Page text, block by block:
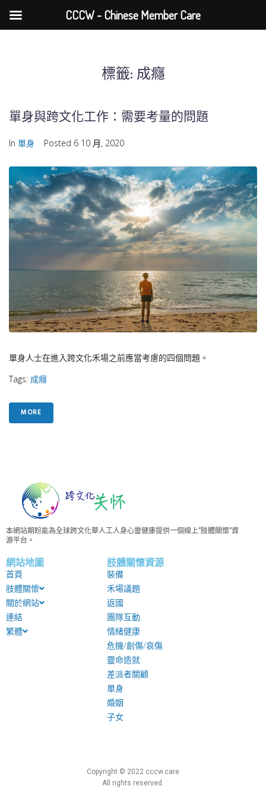
標籤: 成癮
單身與跨文化工作：需要考量的問題
In 單身 Posted 6 10 月, 2020
單身人士在進入跨文化禾場之前應當考慮的四個問題。
Tags: 成癮
MORE
本網站期盼能為全球跨文化華人工人身心靈健康提供一個線上”肢體關懷”資
源平台。
網站地圖
首頁
肢體關懷
關於網站
連結
繁體
肢體關懷資源
裝備
禾場議題
返國
團隊互動
情緒健康
危機/創傷/哀傷
靈命造就
差派者關顧
單身
婚姻
子女
Copyright © 2022 cccw.care
All rights reserved.
CCCW - Chinese Member Care